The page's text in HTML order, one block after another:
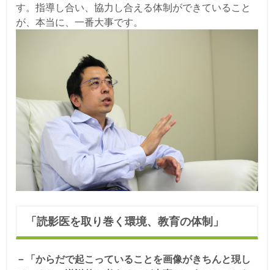
す。指導し合い、協力し合える体制ができていること
が、本当に、一番大事です。
「読影医を取り巻く環境、教育の体制」
－「からだで起こっていることを画像がきちんと現し